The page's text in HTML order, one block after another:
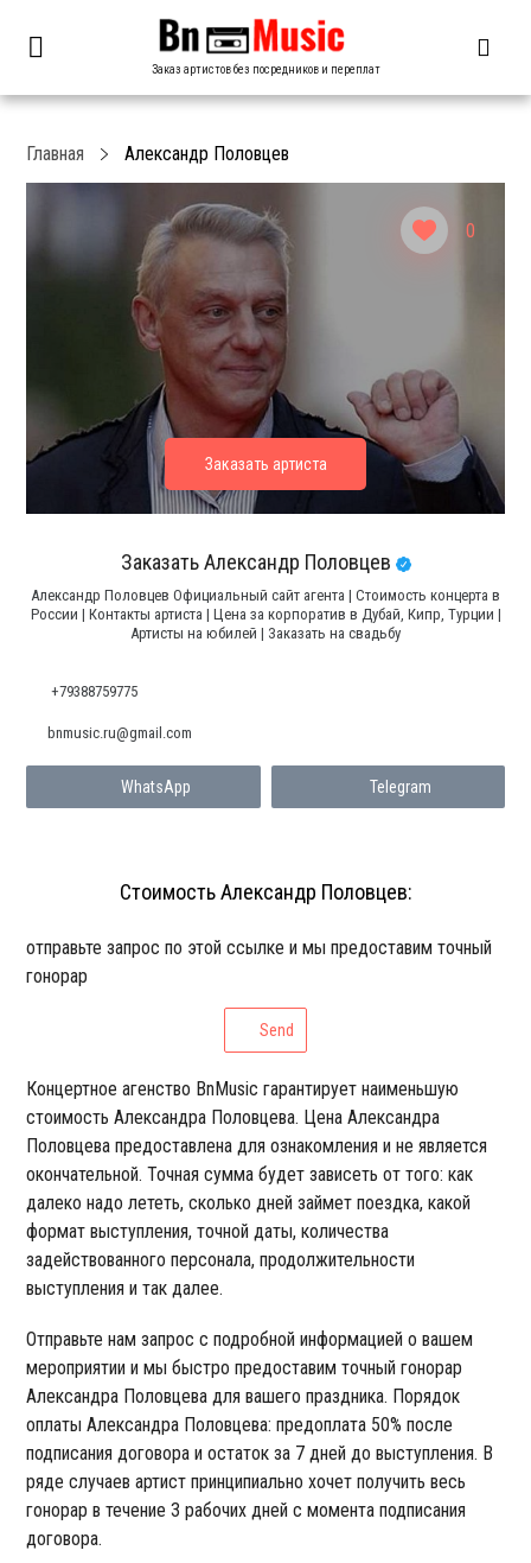
Заказ артистов без посредников и переплат
0
Главная Александр Половцев
Заказать Александр Половцев
Александр Половцев Официальный сайт агента | Стоимость концерта в
России | Контакты артиста | Цена за корпоратив в Дубай, Кипр, Турции |
Артисты на юбилей | Заказать на свадьбу
+79388759775
WhatsApp Telegram
bnmusic.ru@gmail.com
Стоимость Александр Половцев:
отправьте запрос по этой ссылке и мы предоставим точный
гонорар
Send
Концертное агенство BnMusic гарантирует наименьшую
стоимость Александра Половцева. Цена Александра
Половцева предоставлена для ознакомления и не является
окончательной. Точная сумма будет зависеть от того: как
далеко надо лететь, сколько дней займет поездка, какой
формат выступления, точной даты, количества
задействованного персонала, продолжительности
выступления и так далее.
Отправьте нам запрос с подробной информацией о вашем
мероприятии и мы быстро предоставим точный гонорар
Александра Половцева для вашего праздника. Порядок
оплаты Александра Половцева: предоплата 50% после
подписания договора и остаток за 7 дней до выступления. В
ряде случаев артист принципиально хочет получить весь
гонорар в течение 3 рабочих дней с момента подписания
договора.